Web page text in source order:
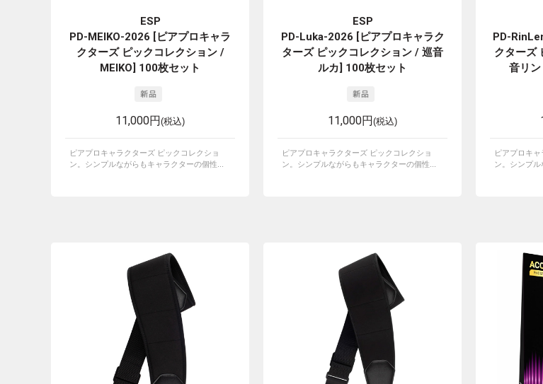
ESP
PD-MEIKO-2026 [ピアプロキャラ
クターズ ピックコレクション /
MEIKO] 100枚セット
11,000円(税込)
ピアプロキャラクターズ ピックコレクショ
ン。シンプルながらもキャラクターの個性...
ESP
PD-Luka-2026 [ピアプロキャラク
ターズ ピックコレクション / 巡音
ルカ] 100枚セット
11,000円(税込)
ピアプロキャラクターズ ピックコレクショ
ン。シンプルながらもキャラクターの個性...
PD-
クターズ
音リ
ピアプロキ
ン。シンプル